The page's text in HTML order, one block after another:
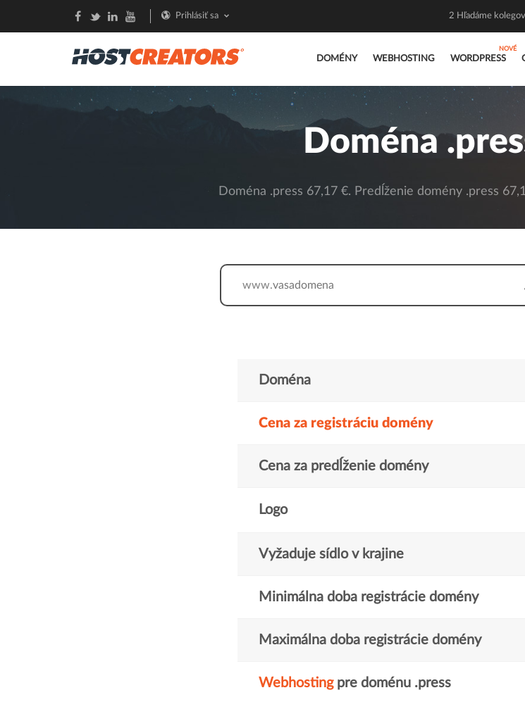
DOMÉNY WEBHOSTING WORDPRESS
Prihlásiť sa 2 Hľadáme kolegov
Doména
Doména .press 67,17 €. Predĺženie domény .press
www.
Doména
Cena za registráciu domény
Cena za predĺženie domény
Logo
Vyžaduje sídlo v krajine
Minimálna doba registrácie domény
Maximálna doba registrácie domény
Webhostingpre doménu .press